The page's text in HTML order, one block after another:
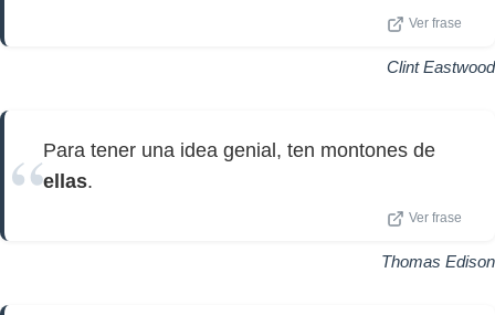
Ver frase
Clint Eastwood
Para tener una idea genial, ten montones de
ellas.
Ver frase
Thomas Edison